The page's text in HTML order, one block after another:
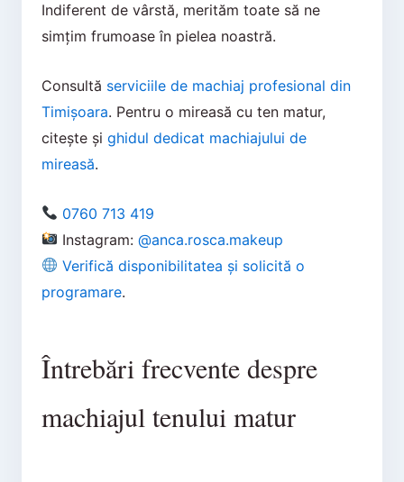
Indiferent de vârstă, merităm toate să ne
simțim frumoase în pielea noastră.
Consultă serviciile de machiaj profesional din
Timișoara. Pentru o mireasă cu ten matur,
citește și ghidul dedicat machiajului de
mireasă.
0760 713 419
Instagram:@anca.rosca.makeup
Verifică disponibilitatea și solicită o
programare.
Întrebări frecvente despre
machiajul tenului matur